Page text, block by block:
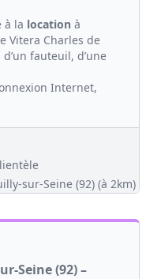
à la location à
Vitera Charles de
fauteuil, d’une
Internet,
sur-Seine (92) (à 2km)
Seine (92) –